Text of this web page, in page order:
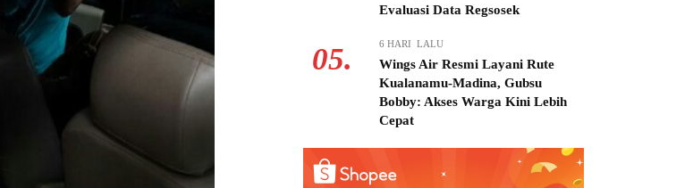
Evaluasi Data Regsosek
05. 6 HARI LALU
Wings Air Resmi Layani Rute
Kualanamu-Madina, Gubsu
Bobby: Akses Warga Kini Lebih
Cepat